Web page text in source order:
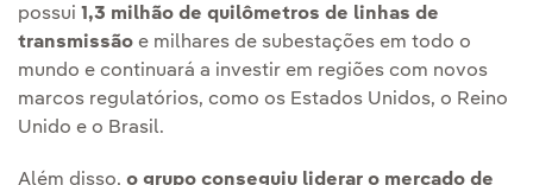
possui 1,3 milhão de quilômetros de linhas de
transmissão e milhares de subestações em todo o
mundo e continuará a investir em regiões com novos
marcos regulatórios, como os Estados Unidos, o Reino
Unido e o Brasil.
Além disso, o grupo conseguiu liderar o mercado de